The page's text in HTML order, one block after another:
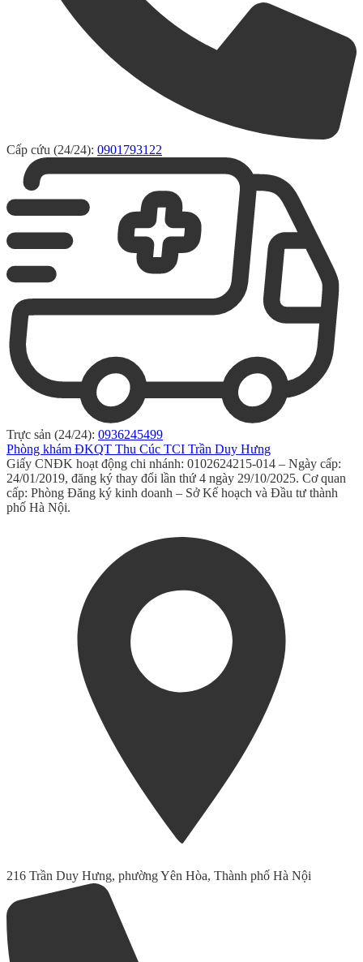
Cấp cứu (24/24): 0901793122
Trực sản (24/24): 0936245499
Phòng khám ĐKQT Thu Cúc TCI Trần Duy Hưng
Giấy CNĐK hoạt động chi nhánh: 0102624215-014 – Ngày cấp:
24/01/2019, đăng ký thay đổi lần thứ 4 ngày 29/10/2025. Cơ quan
cấp: Phòng Đăng ký kinh doanh – Sở Kế hoạch và Đầu tư thành
phố Hà Nội.
216 Trần Duy Hưng, phường Yên Hòa, Thành phố Hà Nội